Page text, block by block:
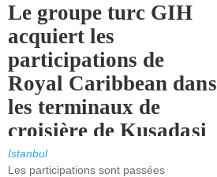
Le groupe turc GIH
acquiert les
participations de
Royal Caribbean dans
les terminaux de
croisière de Kusadasi
et de Lisbonne.
Istanbul
Les participations sont passées